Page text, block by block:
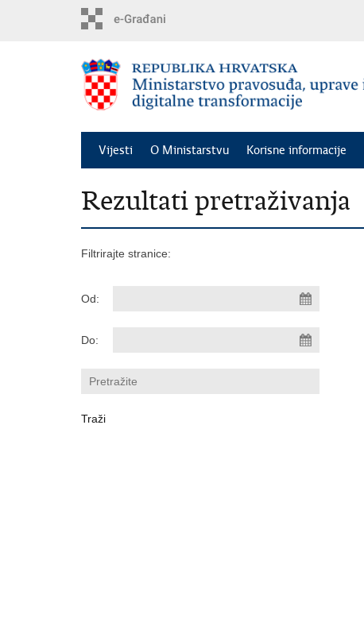
Vijesti O Ministarstvu Korisne informacije
Rezultati pretraživanja
Filtrirajte stranice:
Od:
Do: